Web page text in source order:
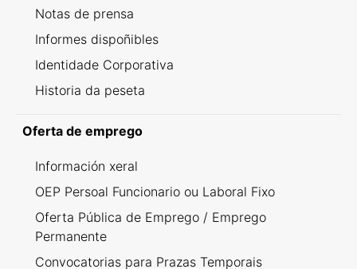
Notas de prensa
Informes dispoñibles
Identidade Corporativa
Historia da peseta
Oferta de emprego
Información xeral
OEP Persoal Funcionario ou Laboral Fixo
Oferta Pública de Emprego / Emprego
Permanente
Convocatorias para Prazas Temporais